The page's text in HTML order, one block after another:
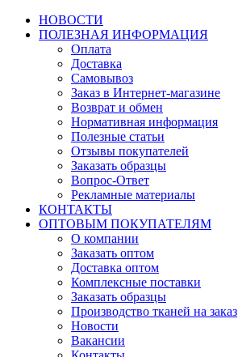
НОВОСТИ
ПОЛЕЗНАЯ ИНФОРМАЦИЯ
Оплата
Доставка
Самовывоз
Заказ в Интернет-магазине
Возврат и обмен
Нормативная информация
Полезные статьи
Отзывы покупателей
Заказать образцы
Вопрос-Ответ
Рекламные материалы
КОНТАКТЫ
ОПТОВЫМ ПОКУПАТЕЛЯМ
О компании
Заказать оптом
Доставка оптом
Комплексные поставки
Заказать образцы
Производство тканей на заказ
Новости
Вакансии